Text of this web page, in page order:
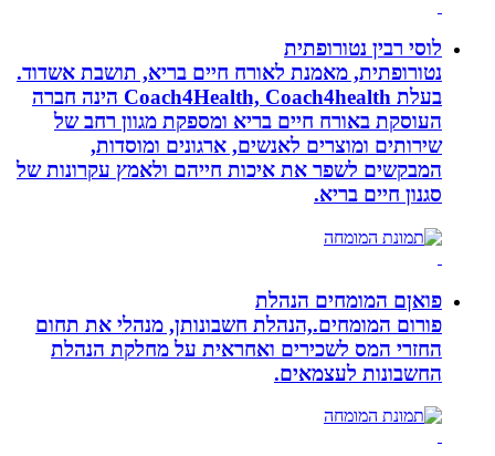
לוסי רבין נטורופתית
נטורופתית, מאמנת לאורח חיים בריא, תושבת אשדוד.
בעלת Coach4Health, Coach4health הינה חברה
העוסקת באורח חיים בריא ומספקת מגוון רחב של
שירותים ומוצרים לאנשים, ארגונים ומוסדות,
המבקשים לשפר את איכות חייהם ולאמץ עקרונות של
סגנון חיים בריא.
פואןם המומחים הנהלת
פורום המומחים.,הנהלת חשבונותן, מנהלי את תחום
החזרי המס לשכירים ואחראית על מחלקת הנהלת
החשבונות לעצמאים.